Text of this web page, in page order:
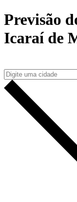
Previsão
Icaraí de